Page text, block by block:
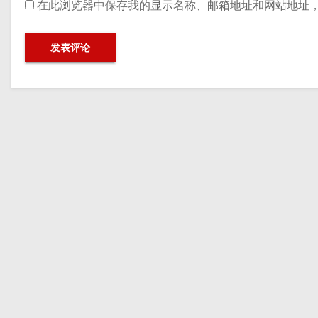
在此浏览器中保存我的显示名称、邮箱地址和网站地址